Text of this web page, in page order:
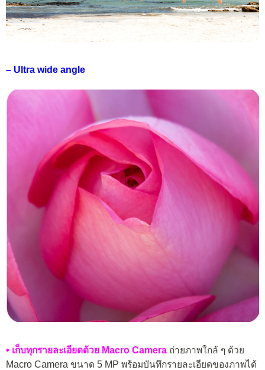
– Ultra wide angle
• เก็บทุกรายละเอียดด้วย Macro Camera ถ่ายภาพใกล้ ๆ ด้วย
Macro Camera ขนาด 5 MP พร้อมบันทึกรายละเอียดของภาพได้